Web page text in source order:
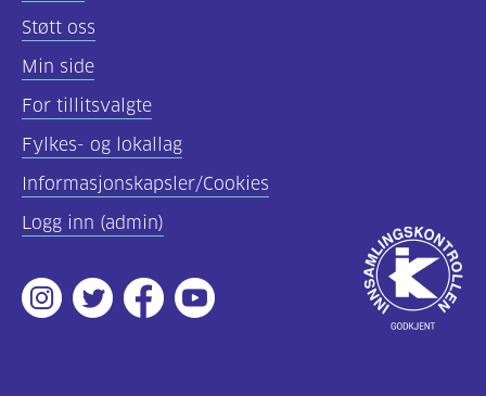
Støtt oss
Min side
For tillitsvalgte
Fylkes- og lokallag
Informasjonskapsler/Cookies
Logg inn (admin)
Instagram
TwitterFacebookYoutube
Godkjent
av